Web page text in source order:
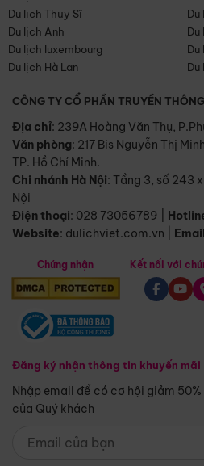
Du lịch Thụy Sĩ
Du
Du lịch Anh
Du
Du lịch luxembourg
Du
Du lịch Hà Lan
Du
CÔNG TY CỔ PHẦN TRUYỀN
Địa chỉ: 239A Hoàng Văn Thụ,
Văn phòng: 217 Bis Nguyễn Thị
TP. Hồ Chí Minh.
Chi nhánh Hà Nội: Tầng 3, số 243
Nội
Điện thoại: 028 73056789
Website: dulichviet.com.vn Email
Chứng nhận
Đăng ký nhận thông tin khuyến mãi
Nhập email để có cơ hội giảm
của Quý khách
Kết nối với